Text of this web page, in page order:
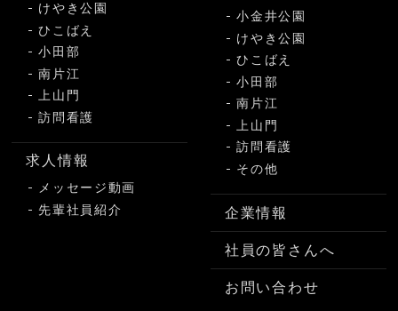
けやき公園
ひこばえ
小田部
南片江
上山門
訪問看護
求人情報
メッセージ動画
先輩社員紹介
小金井公園
けやき公園
ひこばえ
小田部
南片江
上山門
訪問看護
その他
企業情報
社員の皆さんへ
お問い合わせ